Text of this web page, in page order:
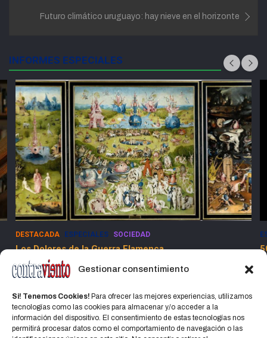
Gestionar consentimiento
Si! Tenemos Cookies! Para ofrecer las mejores experiencias, utilizamos
tecnologías como las cookies para almacenar y/o acceder a la
información del dispositivo. El consentimiento de estas tecnologías nos
permitirá procesar datos como el comportamiento de navegación o las
Futuro climático uruguayo: hay nieve en el horizonte
INFORMES ESPECIALES
DESTACADA ESPECIALES SOCIEDAD
Los Dolores de la Guerra Flamenca
13 marzo, 2025 Jorge Martinez Jorge